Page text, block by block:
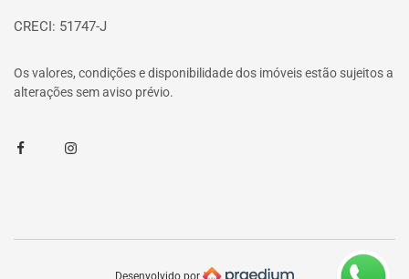
CRECI: 51747-J
Os valores, condições e disponibilidade dos imóveis estão sujeitos a
alterações sem aviso prévio.
FacebookInstagram
Desenvolvido por